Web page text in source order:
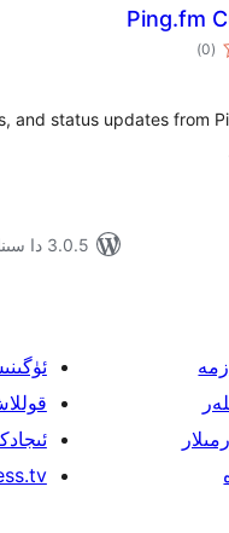
Ping.fm
(0 ئومۇمىي
دەرىجە
)
and status updates from
3.0.5 دا سىنالغان